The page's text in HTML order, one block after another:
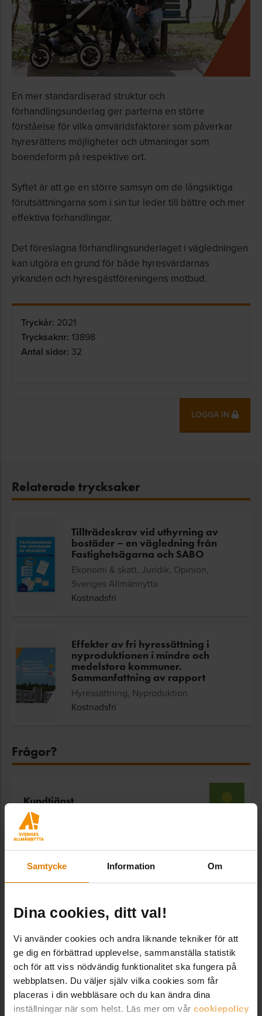
Samtycke Information Om
Dina cookies, ditt val!
Vi använder cookies och andra liknande tekniker för att
ge dig en förbättrad upplevelse, sammanställa statistik
och för att viss nödvändig funktionalitet ska fungera på
webbplatsen. Du väljer själv vilka cookies som får
placeras i din webbläsare och du kan ändra dina
inställningar när som helst. Läs mer om vår cookiepolicy
En mer standardiserad struktur och
förhandlingsunderlag ger parterna en större
förståelse för vilka omvärldsfaktorer som påverkar
hyresrättens möjligheter och utmaningar som
boendeform på respektive ort.
Syftet är att ge en större samsyn om de långsiktiga
förutsättningarna som i sin tur leder till bättre och mer
effektiva förhandlingar.
Det föreslagna förhandlingsunderlaget i vägledningen
kan utgöra en grund för både hyresvärdarnas
yrkanden och hyresgästföreningens motbud.
Tryckår: 2021
Trycksaknr: 13898
Antal sidor: 32
LOGGA IN
Relaterade trycksaker
Tillträdeskrav vid uthyrning av
bostäder – en vägledning från
Fastighetsägarna och SABO
Ekonomi & skatt, Juridik, Opinion,
Sveriges Allmännytta
Kostnadsfri
Effekter av fri hyressättning i
nyproduktionen i mindre och
medelstora kommuner.
Sammanfattning av rapport
Hyressättning, Nyproduktion
Kostnadsfri
Frågor?
Kundtjänst
Kundtjänst/vaktmästeri, Administration
Vaktmästeriet och tar bland annat hand om
beställningar och kundtjänstfrågor i vår webbshop.
vaktmasteri@sverigesallmannytta.se
08-406 55 00
Hur lång är leveranstiden?
Hur gör jag för att ladda ner en fil?